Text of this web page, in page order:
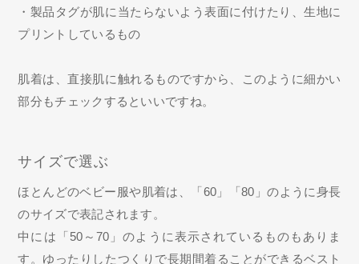
・製品タグが肌に当たらないよう表面に付けたり、生地に
プリントしているもの
肌着は、直接肌に触れるものですから、このように細かい
部分もチェックするといいですね。
サイズで選ぶ
ほとんどのベビー服や肌着は、「60」「80」のように身長
のサイズで表記されます。
中には「50～70」のように表示されているものもありま
す。ゆったりしたつくりで長期間着ることができるベスト